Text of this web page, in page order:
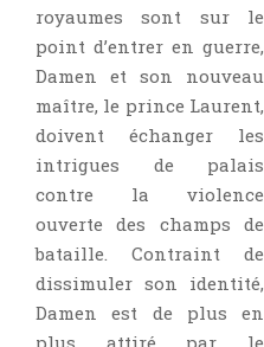
royaumes sont sur le
point d’entrer en guerre,
Damen et son nouveau
maître, le prince Laurent,
doivent échanger les
intrigues de palais
contre la violence
ouverte des champs de
bataille. Contraint de
dissimuler son identité,
Damen est de plus en
plus attiré par le